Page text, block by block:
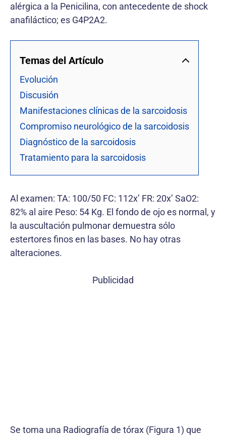
alérgica a la Penicilina, con antecedente de shock
anafiláctico; es G4P2A2.
Temas del Artículo
Evolución
Discusión
Manifestaciones clínicas de la sarcoidosis
Compromiso neurológico de la sarcoidosis
Diagnóstico de la sarcoidosis
Tratamiento para la sarcoidosis
Al examen: TA: 100/50 FC: 112x’ FR: 20x’ SaO2:
82% al aire Peso: 54 Kg. El fondo de ojo es normal, y
la auscultación pulmonar demuestra sólo
estertores finos en las bases. No hay otras
alteraciones.
Publicidad
Se toma una Radiografía de tórax (Figura 1) que